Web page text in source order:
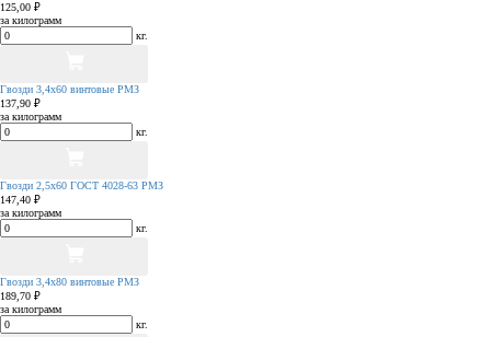
125,00 ₽
за килограмм
кг.
Гвозди 3,4х60 винтовые РМЗ
137,90 ₽
за килограмм
кг.
Гвозди 2,5х60 ГОСТ 4028-63 РМЗ
147,40 ₽
за килограмм
кг.
Гвозди 3,4х80 винтовые РМЗ
189,70 ₽
за килограмм
кг.